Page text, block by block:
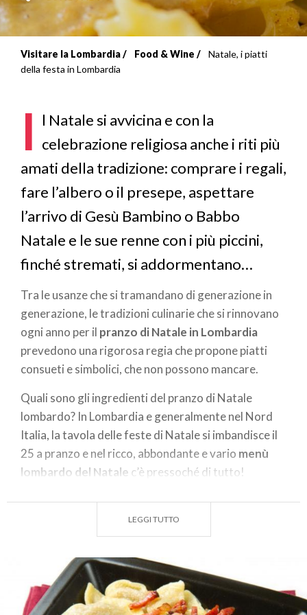
Briciole
pane
Visitare la Lombardia Food & Wine
Natale, i piatti
della festa in Lombardia
I l Natale si avvicina e con la
celebrazione religiosa anche i riti più
amati della tradizione: comprare i regali,
fare l’albero o il presepe, aspettare
l’arrivo di Gesù Bambino o Babbo
Natale e le sue renne con i più piccini,
finché stremati, si addormentano…
Tra le usanze che si tramandano di generazione in
generazione, le tradizioni culinarie che si rinnovano
ogni anno per il pranzo di Natale in Lombardia
prevedono una rigorosa regia che propone piatti
consueti e simbolici, che non possono mancare.
Quali sono gli ingredienti del pranzo di Natale
lombardo? In Lombardia e generalmente nel Nord
Italia, la tavola delle feste di Natale si imbandisce il
25 a pranzo e nel ricco, abbondante e vario menù
lombardo del Natale c’è pressoché di tutto!
Al di là dell’apparente omogeneità regionale, infatti,
piatti della tavola natalizia lombarda
molto in base al territorio ed è un tripudio di
antipasti con salumi,pesce
,bollitie arrosti,salsee mostarde
formaggi
frutta secca,torronee il
re dei dolci
natalizi, ilpanettone.
LEGGI TUTTO